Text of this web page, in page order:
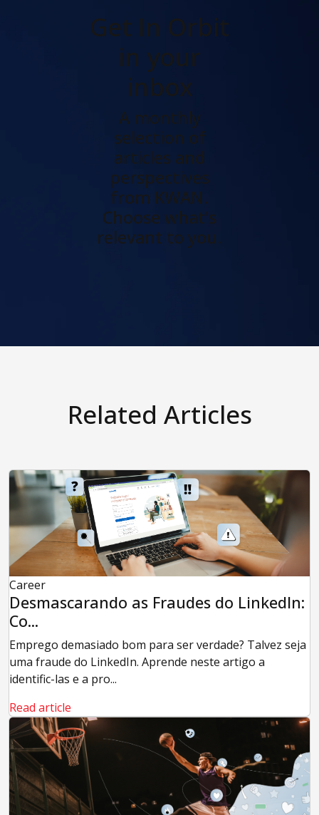
Get In Orbit
in your
inbox
A monthly
selection of
articles and
perspectives
from KWAN.
Choose what's
relevant to you.
Related Articles
Career
Desmascarando as Fraudes do LinkedIn:
Co...
Emprego demasiado bom para ser verdade? Talvez seja
uma fraude do LinkedIn. Aprende neste artigo a
identific-las e a pro...
Read article